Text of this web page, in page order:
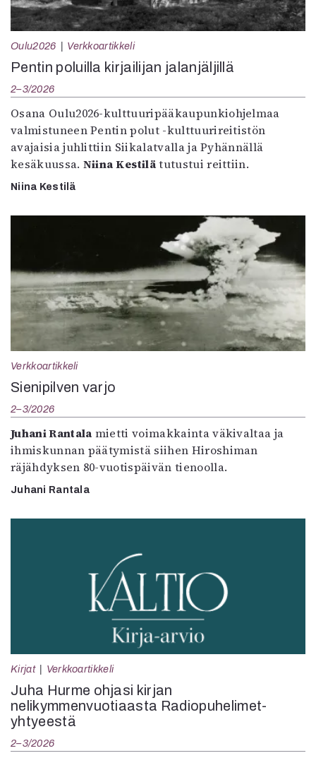
Oulu2026 Verkkoartikkeli
Pentin poluilla kirjailijan jalanjäljillä
2–3/2026
Osana Oulu2026-kulttuuripääkaupunkiohjelmaa
valmistuneen Pentin polut -kulttuurireitistön
avajaisia juhlittiin Siikalatvalla ja Pyhännällä
kesäkuussa. Niina Kestilätutustui reittiin.
Niina Kestilä
Verkkoartikkeli
Sienipilven varjo
2–3/2026
Juhani Rantala mietti voimakkainta väkivaltaa ja
ihmiskunnan päätymistä siihen Hiroshiman
räjähdyksen 80-vuotispäivän tienoolla.
Juhani Rantala
Kirjat Verkkoartikkeli
Juha Hurme ohjasi kirjan
nelikymmenvuotiaasta Radiopuhelimet-
yhtyeestä
2–3/2026